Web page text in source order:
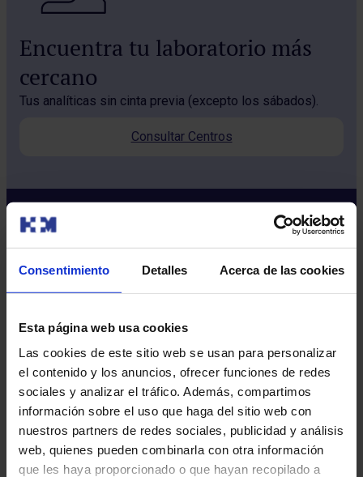
Consentimiento Detalles Acerca de las cookies
Esta página web usa cookies
Las cookies de este sitio web se usan para personalizar
el contenido y los anuncios, ofrecer funciones de redes
sociales y analizar el tráfico. Además, compartimos
información sobre el uso que haga del sitio web con
nuestros partners de redes sociales, publicidad y análisis
web, quienes pueden combinarla con otra información
que les haya proporcionado o que hayan recopilado a
Encuentra tu laboratorio más
cercano
Tus analíticas sin cinta previa (excepto los sábados).
Consultar Centros
Más HM Hospitales